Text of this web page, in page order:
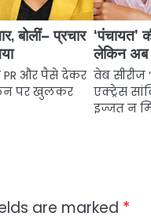
बोलीं– प्रचार
PR और पैसे देकर
पर खुलकर
‘पंचायत’
लेकिन अब
वेब सीरीज
एक्ट्रेस
इज्जत न
are marked *